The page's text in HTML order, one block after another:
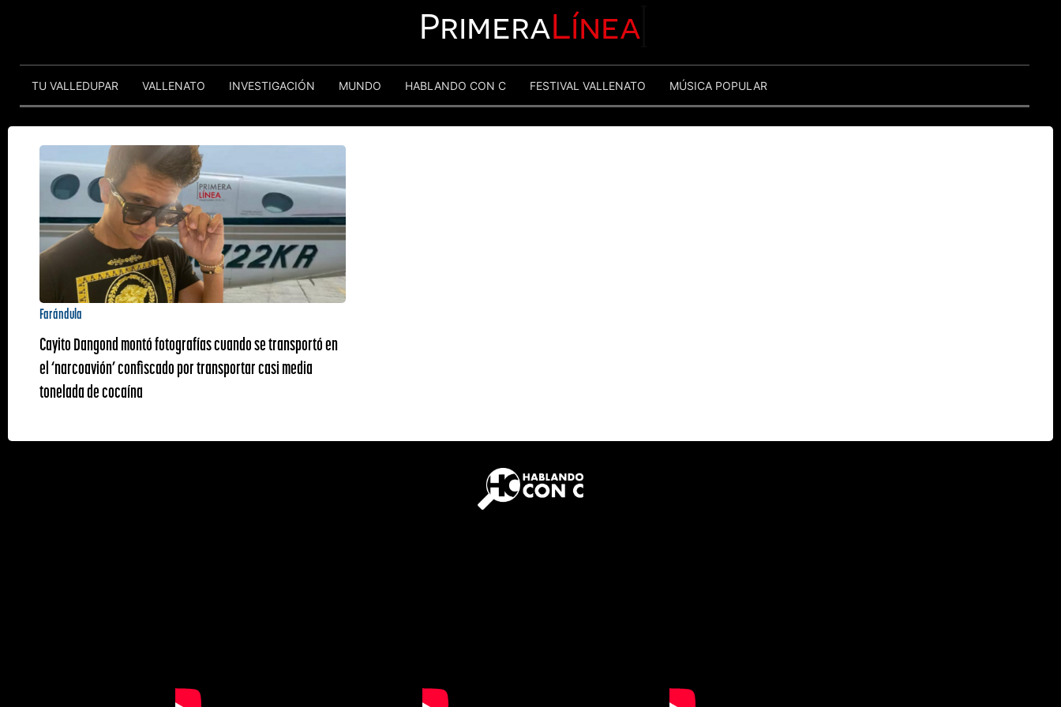
PrimeraLínea
TU VALLEDUPAR VALLENATO INVESTIGACIÓN MUNDO HABLANDO CON C FESTIVAL VALLENATO MÚSICA POPULAR
Farándula
Cayito Dangond montó fotografías cuando se transportó en
el ‘narcoavión’ confiscado por transportar casi media
tonelada de cocaína